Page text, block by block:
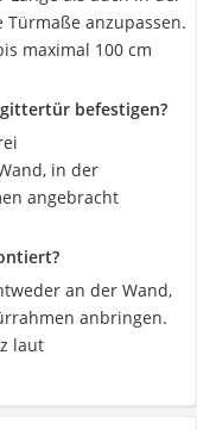
anzupassen.
maximal 100 cm
befestigen?
in der
angebracht
an der Wand,
anbringen.
laut